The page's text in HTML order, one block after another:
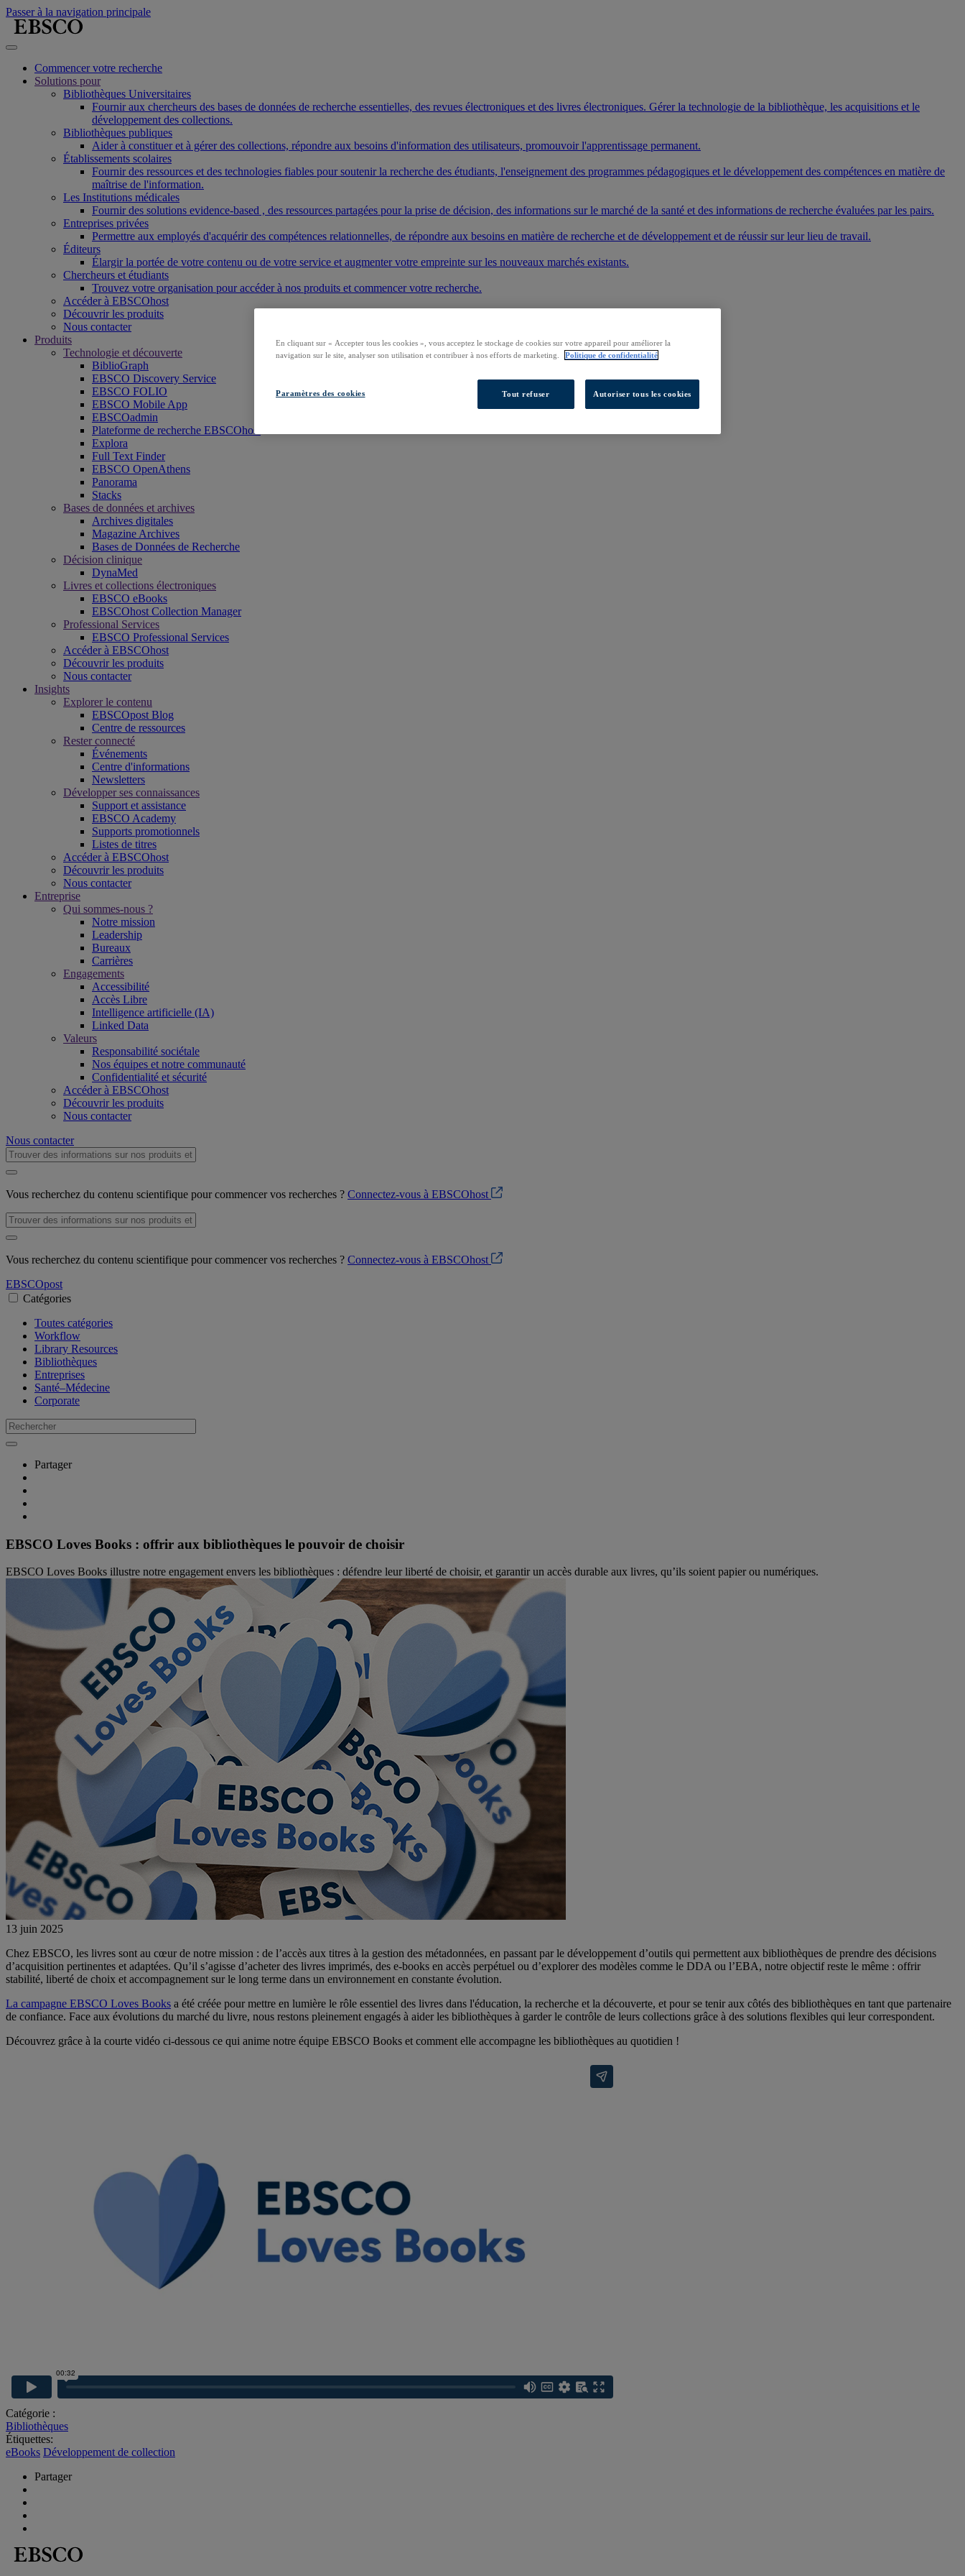
Passer à la navigation principale
Commencer votre recherche
Solutions pour
Bibliothèques Universitaires
Fournir aux chercheurs des bases de données de recherche essentielles, des revues électroniques et des livres électroniques. Gérer la technologie de la bibliothèque, les acquisitions et le
développement des collections.
Bibliothèques publiques
Aider à constituer et à gérer des collections, répondre aux besoins d'information des utilisateurs, promouvoir l'apprentissage permanent.
Établissements scolaires
Fournir des ressources et des technologies fiables pour soutenir la recherche des étudiants, l'enseignement des programmes pédagogiques et le développement des compétences en matière de
maîtrise de l'information.
Les Institutions médicales
Fournir des solutions evidence-based , des ressources partagées pour la prise de décision, des informations sur le marché de la santé et des informations de recherche évaluées par les pairs.
Entreprises privées
Permettre aux employés d'acquérir des compétences relationnelles, de répondre aux besoins en matière de recherche et de développement et de réussir sur leur lieu de travail.
Éditeurs
Élargir la portée de votre contenu ou de votre service et augmenter votre empreinte sur les nouveaux marchés existants.
Chercheurs et étudiants
Trouvez votre organisation pour accéder à nos produits et commencer votre recherche.
Accéder à EBSCOhost
Découvrir les produits
Nous contacter
Produits
Technologie et découverte
BiblioGraph
EBSCO Discovery Service
EBSCO FOLIO
EBSCO Mobile App
EBSCOadmin
Plateforme de recherche EBSCOhost
Explora
Full Text Finder
EBSCO OpenAthens
Panorama
Stacks
Bases de données et archives
Archives digitales
Magazine Archives
Bases de Données de Recherche
Décision clinique
DynaMed
Livres et collections électroniques
EBSCO eBooks
EBSCOhost Collection Manager
Professional Services
EBSCO Professional Services
Accéder à EBSCOhost
Découvrir les produits
Nous contacter
Insights
Explorer le contenu
EBSCOpost Blog
Centre de ressources
Rester connecté
Événements
Centre d'informations
Newsletters
Développer ses connaissances
Support et assistance
EBSCO Academy
Supports promotionnels
Listes de titres
Accéder à EBSCOhost
Découvrir les produits
Nous contacter
Entreprise
Qui sommes-nous ?
Notre mission
Leadership
Bureaux
Carrières
Engagements
Accessibilité
Accès Libre
Intelligence artificielle (IA)
Linked Data
Valeurs
Responsabilité sociétale
Nos équipes et notre communauté
Confidentialité et sécurité
Accéder à EBSCOhost
Découvrir les produits
Nous contacter
Nous contacter
Vous recherchez du contenu scientifique pour commencer vos recherches ? Connectez-vous à EBSCOhost
Vous recherchez du contenu scientifique pour commencer vos recherches ? Connectez-vous à EBSCOhost
EBSCOpost
Catégories
Toutes catégories
Workflow
Library Resources
Bibliothèques
Entreprises
Santé–Médecine
Corporate
Partager
EBSCO Loves Books : offrir aux bibliothèques le pouvoir de choisir
EBSCO Loves Books illustre notre engagement envers les bibliothèques : défendre leur liberté de choisir, et garantir un accès durable aux livres, qu’ils soient papier ou numériques.
13 juin 2025
Chez EBSCO, les livres sont au cœur de notre mission : de l’accès aux titres à la gestion des métadonnées, en passant par le développement d’outils qui permettent aux bibliothèques de prendre des décisions
d’acquisition pertinentes et adaptées. Qu’il s’agisse d’acheter des livres imprimés, des e-books en accès perpétuel ou d’explorer des modèles comme le DDA ou l’EBA, notre objectif reste le même : offrir
stabilité, liberté de choix et accompagnement sur le long terme dans un environnement en constante évolution.
La campagne EBSCO Loves Books a été créée pour mettre en lumière le rôle essentiel des livres dans l'éducation, la recherche et la découverte, et pour se tenir aux côtés des bibliothèques en tant que partenaire
de confiance. Face aux évolutions du marché du livre, nous restons pleinement engagés à aider les bibliothèques à garder le contrôle de leurs collections grâce à des solutions flexibles qui leur correspondent.
Découvrez grâce à la courte vidéo ci-dessous ce qui anime notre équipe EBSCO Books et comment elle accompagne les bibliothèques au quotidien !
Catégorie :
Bibliothèques
Étiquettes:
eBooks Développement de collection
Partager
En cliquant sur « Accepter tous les cookies », vous acceptez le stockage de cookies sur votre appareil pour améliorer la
navigation sur le site, analyser son utilisation et contribuer à nos efforts de marketing.
Politique de confidentialité
Paramètres des cookies Tout refuser Autoriser tous les cookies